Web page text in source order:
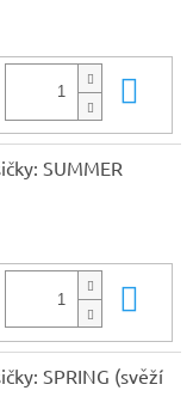
SUMMER
SPRING (svěží